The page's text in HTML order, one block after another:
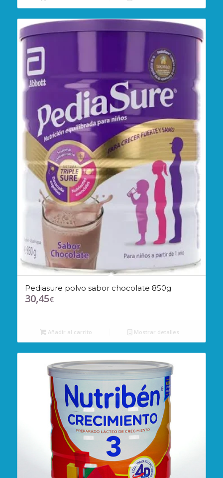
Pediasure polvo sabor chocolate 850g
30,45€
Añadir al carrito Mostrar detalles